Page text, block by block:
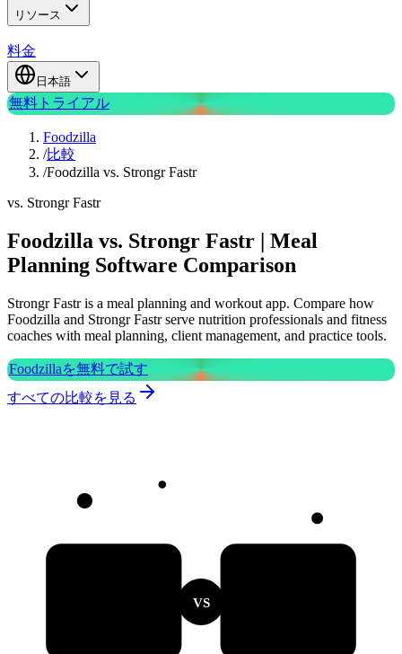
リソース
料金
日本語
無料トライアル
Foodzilla
/比較
/Foodzilla vs. Strongr Fastr
vs. Strongr Fastr
Foodzilla vs. Strongr Fastr | Meal
Planning Software Comparison
Strongr Fastr is a meal planning and workout app. Compare how
Foodzilla and Strongr Fastr serve nutrition professionals and fitness
coaches with meal planning, client management, and practice tools.
Foodzillaを無料で試す
すべての比較を見る
VS